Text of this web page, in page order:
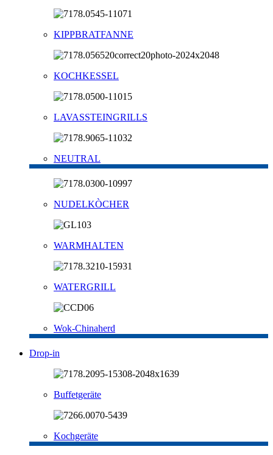
KIPPBRATFANNE
KOCHKESSEL
LAVASSTEINGRILLS
NEUTRAL
NUDELKÒCHER
WARMHALTEN
WATERGRILL
Wok-Chinaherd
Drop-in
Buffetgeräte
Kochgeräte